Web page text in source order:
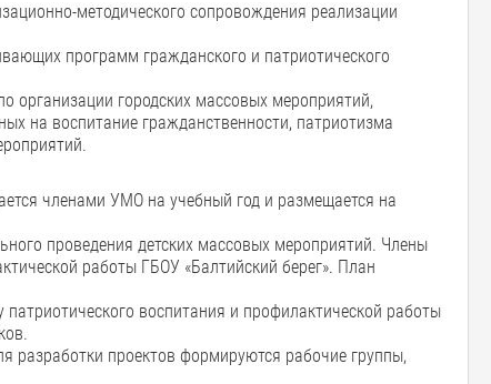
методического сопровождения реализации
программ гражданского и патриотического
организации городских массовых мероприятий,
на воспитание гражданственности, патриотизма
членами УМО на учебный год и размещается на
проведения детских массовых мероприятий. Члены
работы ГБОУ «Балтийский берег». План
воспитания и профилактической работы
разработки проектов формируются рабочие группы,